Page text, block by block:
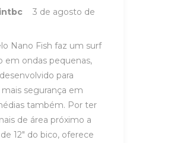
3 de agosto de
Nano Fish faz um surf
em ondas pequenas,
para
segurança em
também. Por ter
de área próximo a
12″ do bico, oferece